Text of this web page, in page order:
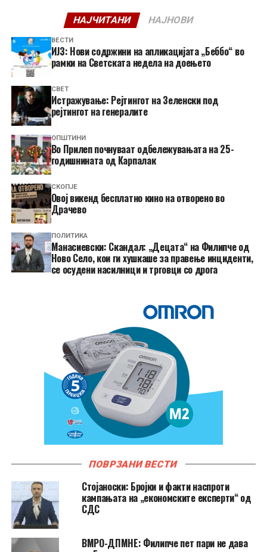
НАЈЧИТАНИ НАЈНОВИ
ВЕСТИ
ИЈЗ: Нови содржини на апликацијата „Беббо“ во
рамки на Светската недела на доењето
СВЕТ
Истражување: Рејтингот на Зеленски под
рејтингот на генералите
ОПШТИНИ
Во Прилеп почнуваат одбележувањата на 25-
годишнината од Карпалак
СКОПЈЕ
​Овој викенд бесплатно кино на отворено во
Драчево
ПОЛИТИКА
Манасиевски: Скандал: „Децата“ на Филипче од
Ново Село, кои ги хушкаше за правење инциденти,
се осудени насилници и трговци со дрога
ПОВРЗАНИ ВЕСТИ
Стојаноски: Бројки и факти наспроти
кампањата на „економските експерти“ од
СДС
ВМРО-ДПМНЕ: Филипче пет пари не дава